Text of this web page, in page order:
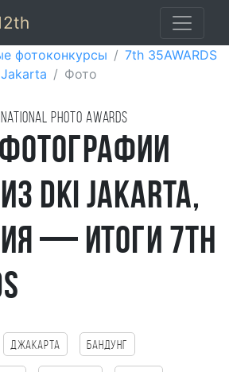
фотоконкурсы
7th 35AWARDS
Фото
photo awards
DKI Jakarta,
— итоги 7th
Джакарта Бандунг